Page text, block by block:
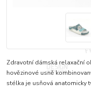
Zdravotní dámská relaxační
hovězinové usně
stélka je usňová anatomicky